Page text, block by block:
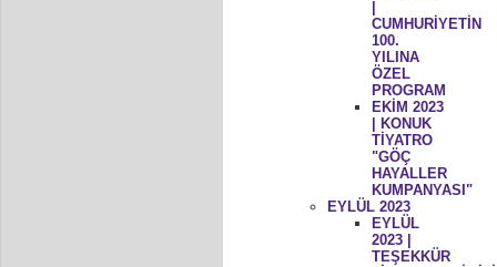
CUMHURİYETİN
100.
YILINA
ÖZEL
PROGRAM
EKİM 2023
| KONUK
TİYATRO
"GÖÇ
HAYALLER
KUMPANYASI"
EYLÜL 2023
EYLÜL
2023 |
TEŞEKKÜR